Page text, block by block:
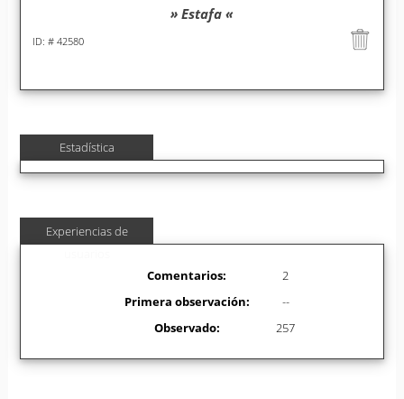
ID: # 42580
» Estafa «
Estadística
Experiencias de
Comentarios:
2
Primera observación:
--
Observado:
257